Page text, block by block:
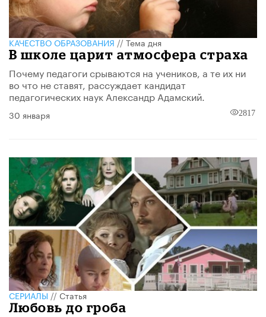
КАЧЕСТВО ОБРАЗОВАНИЯ//Тема дня
В школе царит атмосфера страха
Почему педагоги срываются на учеников, а те их ни
во что не ставят, рассуждает кандидат
педагогических наук Александр Адамский.
30 января 2817
СЕРИАЛЫ//Статья
Любовь до гроба